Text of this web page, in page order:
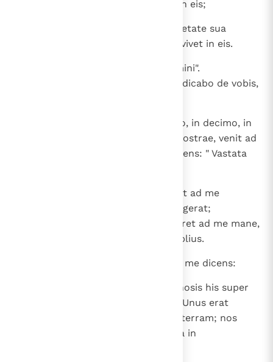
feceritque iniquitates, morietur in eis;
et cum recesserit impius ab impietate sua
feceritque iudicium et iustitiam, vivet in eis.
Et dicitis: "Non est recta via Domini".
Unumquemque iuxta vias suas iudicabo de vobis,
Et factum est in duodecimo anno, in decimo, in
quinta mensis transmigrationis nostrae, venit ad
me, qui fugerat de Ierusalem, dicens: " Vastata
Manus autem Domini facta fuerat ad me
vespere, antequam veniret qui fugerat;
aperuitque os meum, donec veniret ad me mane,
et, aperto ore meo, non silui amplius.
Et factum est verbum Domini ad me dicens:
" Fili hominis, qui habitant in ruinosis his super
humum Israel, loquentes aiunt: "Unus erat
Abraham et hereditate possedit terram; nos
autem multi, nobis data est terra in